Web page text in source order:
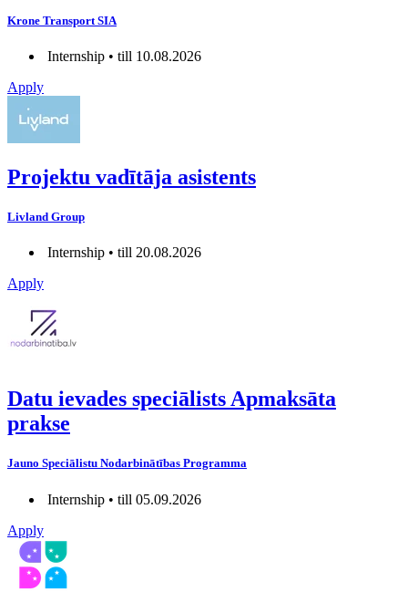
Krone Transport SIA
Internship • till 10.08.2026
Apply
Projektu vadītāja asistents
Livland Group
Internship • till 20.08.2026
Apply
Datu ievades speciālists Apmaksāta
prakse
Jauno Speciālistu Nodarbinātības Programma
Internship • till 05.09.2026
Apply